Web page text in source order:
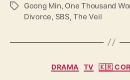
T
Goong Min, One Thousand
Divorce, SBS,The Veil
C
DRAMA TV 🇰🇷